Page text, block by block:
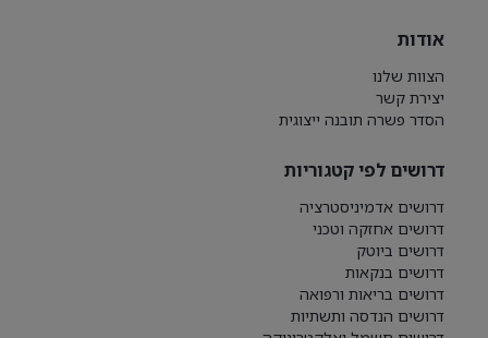
אודות
הצוות שלנו
יצירת קשר
הסדר פשרה תובנה ייצוגית
דרושים לפי קטגוריות
דרושים אדמיניסטרציה
דרושים אחזקה וטכני
דרושים ביוטק
דרושים בנקאות
דרושים בריאות ורפואה
דרושים הנדסה ותשתיות